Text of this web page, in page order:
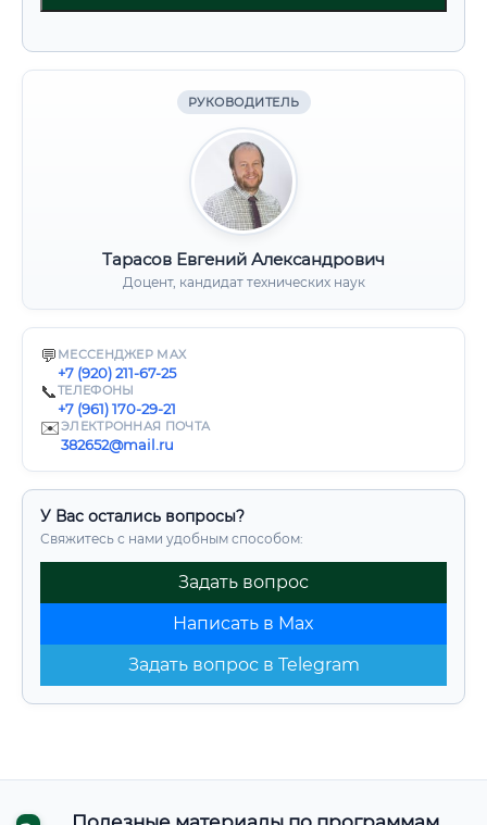
РУКОВОДИТЕЛЬ
Тарасов Евгений Александрович
Доцент, кандидат технических наук
💬 МЕССЕНДЖЕР MAX
+7 (920) 211-67-25
📞ТЕЛЕФОНЫ
+7 (961) 170-29-21
✉️ЭЛЕКТРОННАЯ ПОЧТА
382652@mail.ru
У Вас остались вопросы?
Свяжитесь с нами удобным способом:
Задать вопрос
Написать в Max
Задать вопрос в Telegram